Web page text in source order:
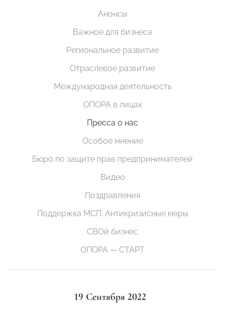
Анонсы
Важное для бизнеса
Региональное развитие
Отраслевое развитие
Международная деятельность
ОПОРА в лицах
Пресса о нас
Особое мнение
Бюро по защите прав предпринимателей
Видео
Поздравления
Поддержка МСП. Антикризисные меры
СВОй бизнес
ОПОРА — СТАРТ
19 Сентября 2022